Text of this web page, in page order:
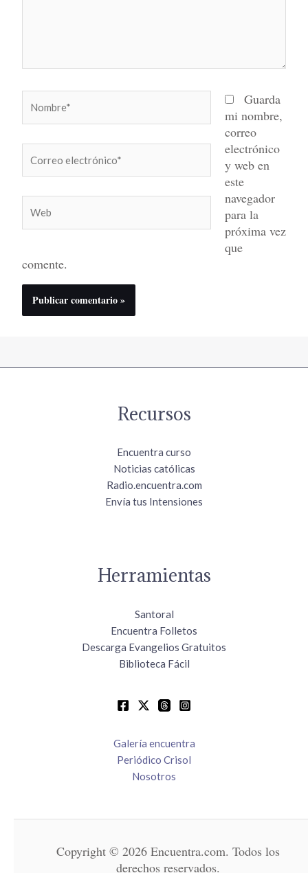
electrónico*
Guarda
mi nombre,
correo
electrónico
y web en
este
navegador
para la
próxima vez
que
comente.
Recursos
Encuentra curso
Noticias católicas
Radio.encuentra.com
Envía tus Intensiones
Herramientas
Santoral
Encuentra Folletos
Descarga Evangelios Gratuitos
Biblioteca Fácil
Galería encuentra
Periódico Crisol
Nosotros
Copyright © 2026 Encuentra.com. Todos los
derechos reservados.